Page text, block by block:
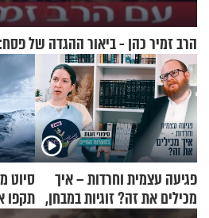
הרב זמיר כהן - ביאור ההגדה של
פגיעה עצמית וחרדות – איך
מכילים את זה? זוגיות במבחן,
סיוט
תקפו